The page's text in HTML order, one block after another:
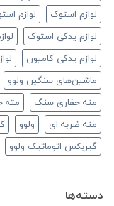
لوازم استوک
لوازم
لوازم یدکی استوک
لوازم یدکی کامیون
ماشین‌های سنگین ولوو
مته حفاری سنگ
مته
مته ضربه ای
ولوو
گیربکس اتوماتیک ولوو
دسته‌ها